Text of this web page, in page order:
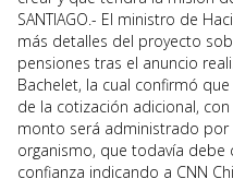
SANTIAGO.- El ministro de
más detalles del proyecto
pensiones tras el anuncio
Bachelet, la cual confirmó
de la cotización adicional,
monto será administrado por
organismo, que todavía debe
confianza indicando a CNN